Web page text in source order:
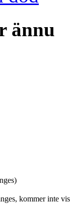
ännu
kommer inte